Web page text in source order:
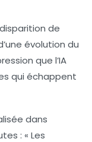
de
évolution du
que l’IA
qui échappent
dans
: « Les